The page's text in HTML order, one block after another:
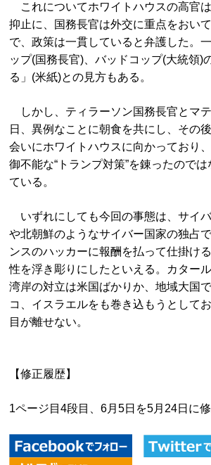
これについてホワイトハウスの高官
抑止に、国務長官は外交に重点をおい
で、政策は一貫していると弁護した。
ップ(国務長官)、バッドコップ(大統領)
る」(米紙)との見方もある。
しかし、ティラーソン国務長官とマ
日、異例なことに朝食を共にし、その
会いにホワイトハウスに向かっており
御不能な“トランプ対策”を錬ったので
ている。
いずれにしても今回の事態は、サイ
や北朝鮮のようなサイバー国家の独占
ンスのハッカーに報酬を払って仕掛け
性を浮き彫りにしたといえる。カター
湾岸の対立は米国ばかりか、地域大国
コ、イスラエルをも巻き込もうとして
目が離せない。
【修正履歴】
1ページ目4段目、6月5日を5月24日に修